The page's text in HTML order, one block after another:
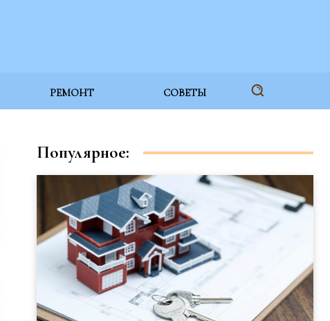
РЕМОНТ СОВЕТЫ
Популярное: